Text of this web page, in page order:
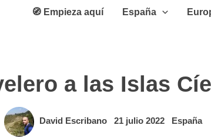
🧭 Empieza aquí España
a las Islas
David Escribano 21 julio 2022 España